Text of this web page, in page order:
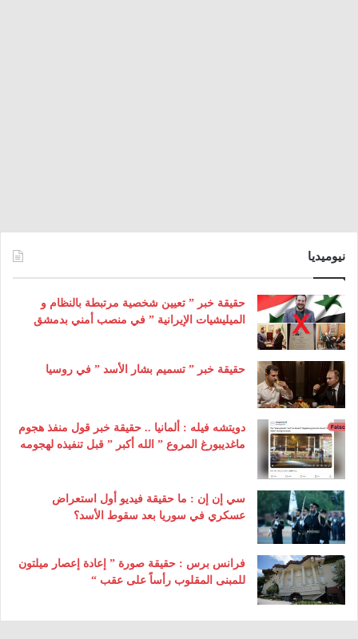
نيوميديا
حقيقة خبر ” تعيين شخصية مرتبطة بالنظام و
الميليشيات الإيرانية ” في منصب أمني بدمشق
حقيقة خبر ” تسميم بشار الأسد ” في روسيا
دويتشه فيله : ألمانيا .. حقيقة خبر قول منفذ هجوم
ماغديبورغ المروع ” الله أكبر ” قبل تنفيذه لهجومه
سي إن إن : ما حقيقة فيديو أول استعراض
عسكري في سوريا بعد سقوط الأسد؟
فرانس برس : حقيقة صورة ” إعادة إعصار ميلتون
للمبنى المقلوب رأساً على عقب “